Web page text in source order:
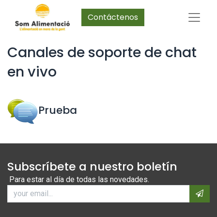
Contáctenos
Canales de soporte de chat
en vivo
Prueba
Subscríbete a nuestro boletín
Para estar al día de todas las novedades.